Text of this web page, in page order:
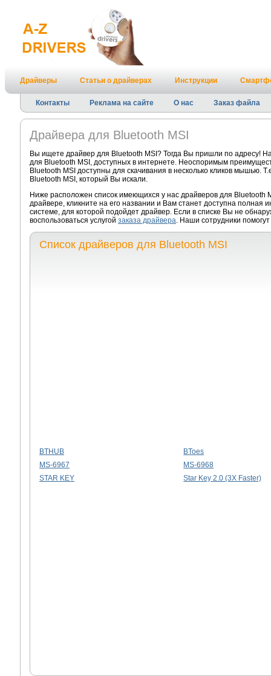
Драйверы Статьи о драйверах Инструкции
Контакты Реклама на сайте О нас Заказ файла
Драйвера для Bluetooth MSI
Вы ищете драйвер для Bluetooth MSI? Тогда Вы пришли по адресу!
для Bluetooth MSI, доступных в интернете. Неоспоримым
Bluetooth MSI доступны для скачивания в несколько кликов мышью.
Bluetooth MSI, который Вы искали.
Ниже расположен список имеющихся у нас драйверов для Bluetooth
драйвере, кликните на его названии и Вам станет доступна
системе, для которой подойдет драйвер. Если в списке Вы не
воспользоваться услугой заказа драйвера. Наши сотрудники
Список драйверов для Bluetooth MSI
BTHUB
BToes
MS-6967
MS-6968
STAR KEY
Star Key 2.0 (3X Faster)